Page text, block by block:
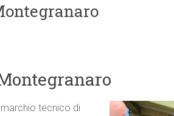
marchio tecnico di